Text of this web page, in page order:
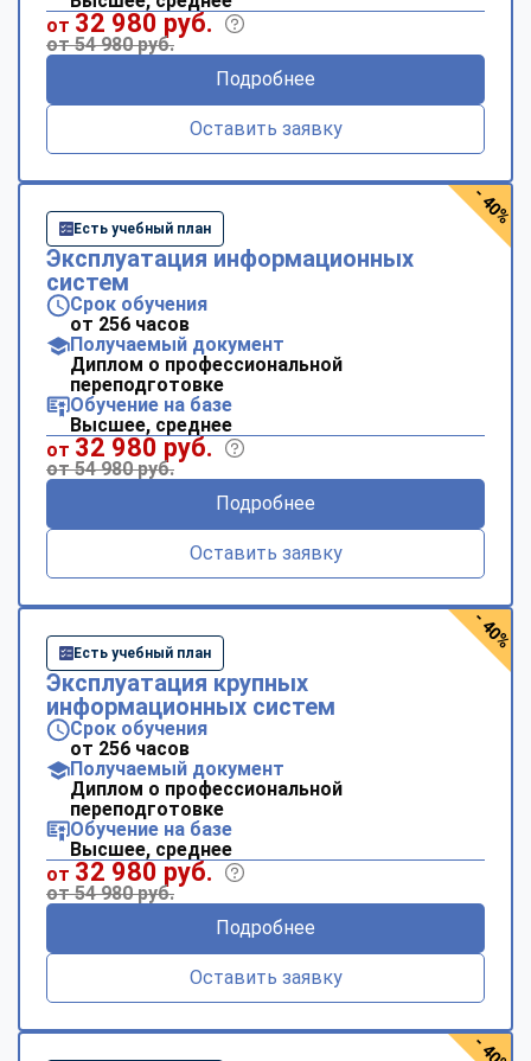
от 32 980 руб.
от 54 980 руб.
Подробнее
Оставить заявку
Есть учебный план
Эксплуатация информационных
систем
Срок обучения
от 256 часов
Получаемый документ
Диплом о профессиональной
переподготовке
Обучение на базе
Высшее, среднее
от 32 980 руб.
от 54 980 руб.
Подробнее
Оставить заявку
- 40%
Есть учебный план
Эксплуатация крупных
информационных систем
Срок обучения
от 256 часов
Получаемый документ
Диплом о профессиональной
переподготовке
Обучение на базе
Высшее, среднее
от 32 980 руб.
от 54 980 руб.
Подробнее
Оставить заявку
- 40%